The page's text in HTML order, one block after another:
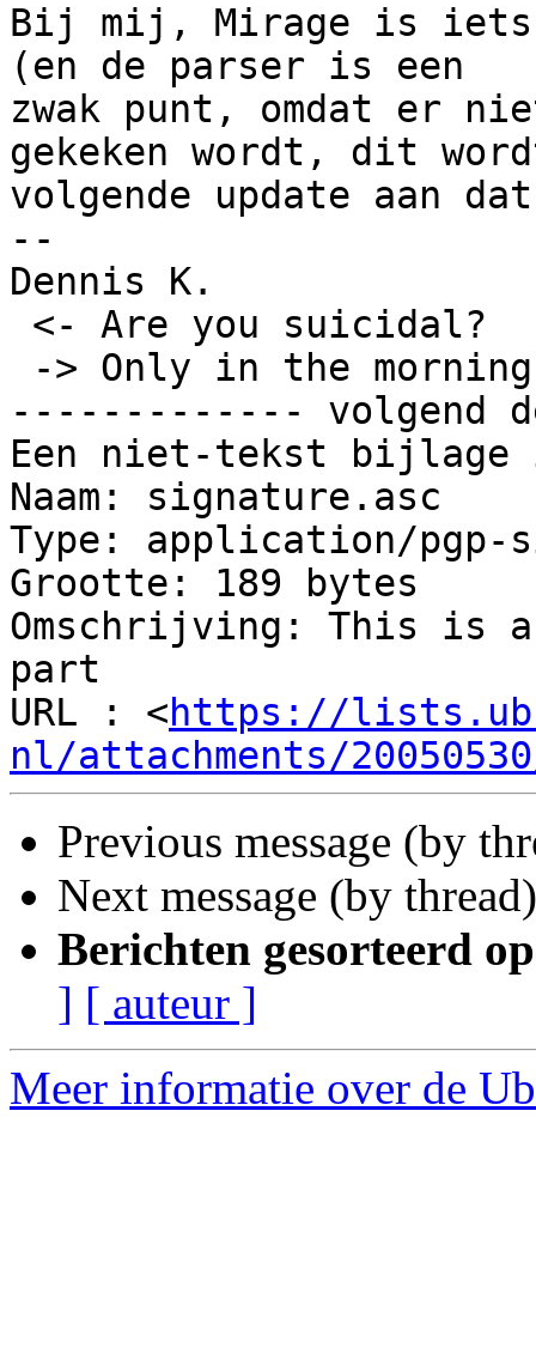
Bij mij, Mirage is iets
(en de parser is een
zwak punt, omdat er
gekeken wordt, dit
volgende update aan
--
Dennis K.
------------- volgend
Een niet-tekst
Naam: signature.asc
Type: application/pgp-
Grootte: 189 bytes
Omschrijving: This is
part
URL : <https://
nl/attachments/
Previous message (by
Next message (by
Berichten gesorteerd
] [ auteur ]
Meer informatie over de